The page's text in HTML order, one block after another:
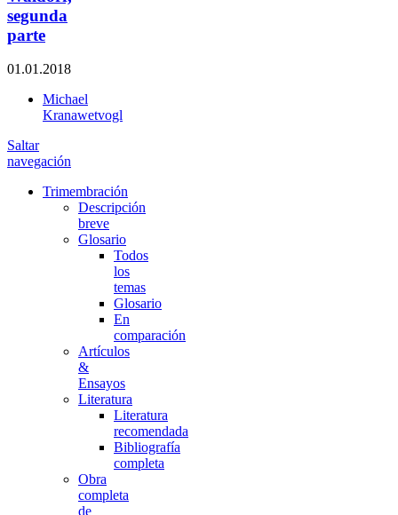
segunda
parte
01.01.2018
Michael
Kranawetvogl
Saltar
navegación
Trimembración
Descripción
breve
Glosario
Todos
los
temas
Glosario
En
comparación
Artículos
&
Ensayos
Literatura
Literatura
recomendada
Bibliografía
completa
Obra
completa
de